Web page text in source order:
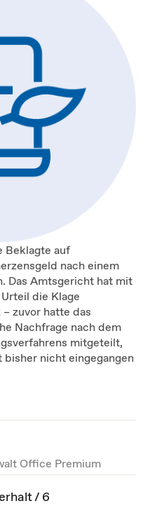
Beklagte auf
nach einem
Das Amtsgericht hat mit
die Klage
zuvor hatte das
Nachfrage nach dem
mitgeteilt,
nicht eingegangen
Office Premium
/ 6